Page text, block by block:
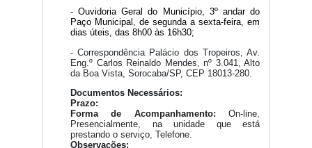
- Ouvidoria Geral do Município, 3º andar do
Paço Municipal, de segunda a sexta-feira, em
dias úteis, das 8h00 às 16h30;
- Correspondência Palácio dos Tropeiros, Av.
Eng.º Carlos Reinaldo Mendes, nº 3.041, Alto
da Boa Vista, Sorocaba/SP, CEP 18013-280.
Documentos Necessários:
Prazo:
Forma de Acompanhamento: On-line,
Presencialmente, na unidade que está
prestando o serviço, Telefone.
Observações: